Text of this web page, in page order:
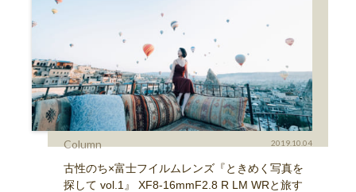
Column 2019.10.04
古性のち×富士フイルムレンズ『ときめく写真を
探して vol.1』 XF8-16mmF2.8 R LM WRと旅す